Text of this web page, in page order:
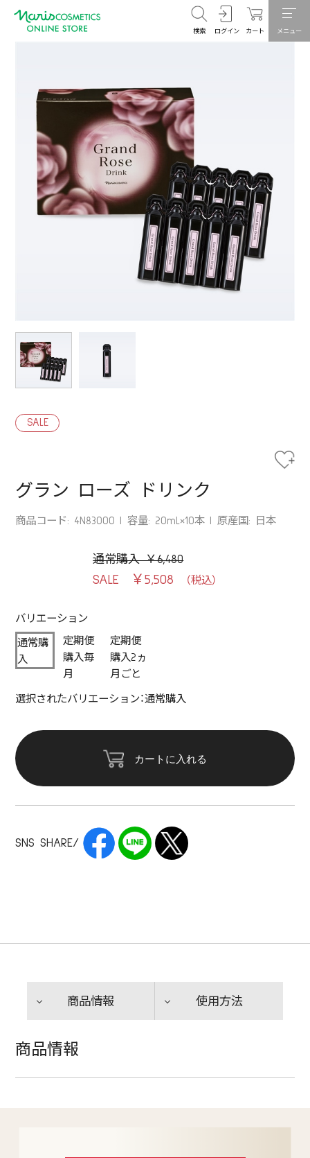
検索 ログイン カート メニュー
SALE
グラン ローズ ドリンク
商品コード: 4N83000 容量: 20mL×10本 原産国: 日本
通常購入 ￥6,480
￥5,508
バリエーション
通常購
入
定期便
購入毎
月
定期便
購入2ヵ
月ごと
選択されたバリエーション：通常購入
カートに入れる
SNS SHARE/
商品情報 使用方法
商品情報